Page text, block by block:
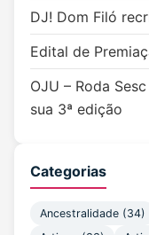
DJ! Dom Filó
Edital de
OJU – Roda
sua 3ª edição
Categorias
Ancestralidade (34)